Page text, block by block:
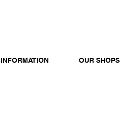
INFORMATION OUR SHOPS